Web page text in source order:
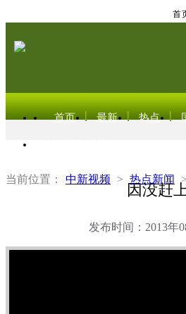
首
首页 最新 热点
当前位置： 中新视频 > 热点新闻 >
因没赶
发布时间：2013年